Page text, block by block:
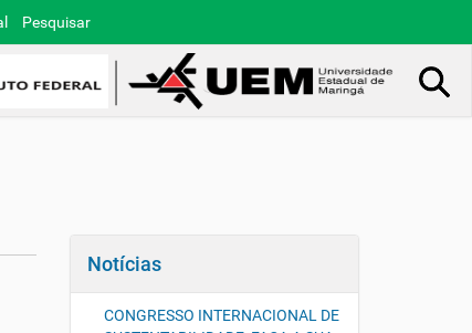
Pesquisar
Notícias
CONGRESSO INTERNACIONAL DE